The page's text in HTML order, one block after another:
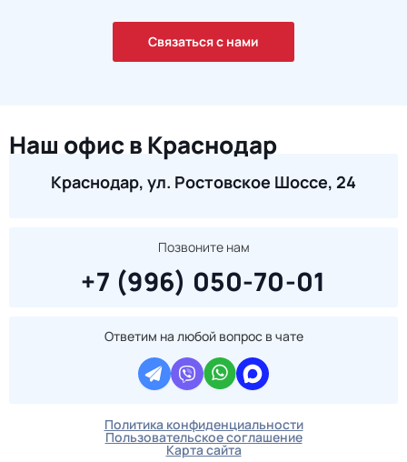
Связаться с нами
Наш офис в Краснодар
Краснодар, ул. Ростовское Шоссе, 24
Позвоните нам
+7 (996) 050-70-01
Ответим на любой вопрос в чате
Политика конфиденциальности
Пользовательское соглашение
Карта сайта